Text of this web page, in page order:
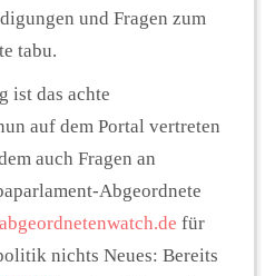
und Fragen zum
tabu.
ist das achte
auf dem Portal vertreten
auch Fragen an
Abgeordnete
abgeordnetenwatch.de für
nichts Neues: Bereits